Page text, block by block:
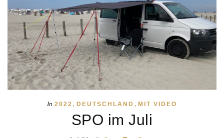
In 2022 , DEUTSCHLAND , MIT VIDEO
SPO im Juli